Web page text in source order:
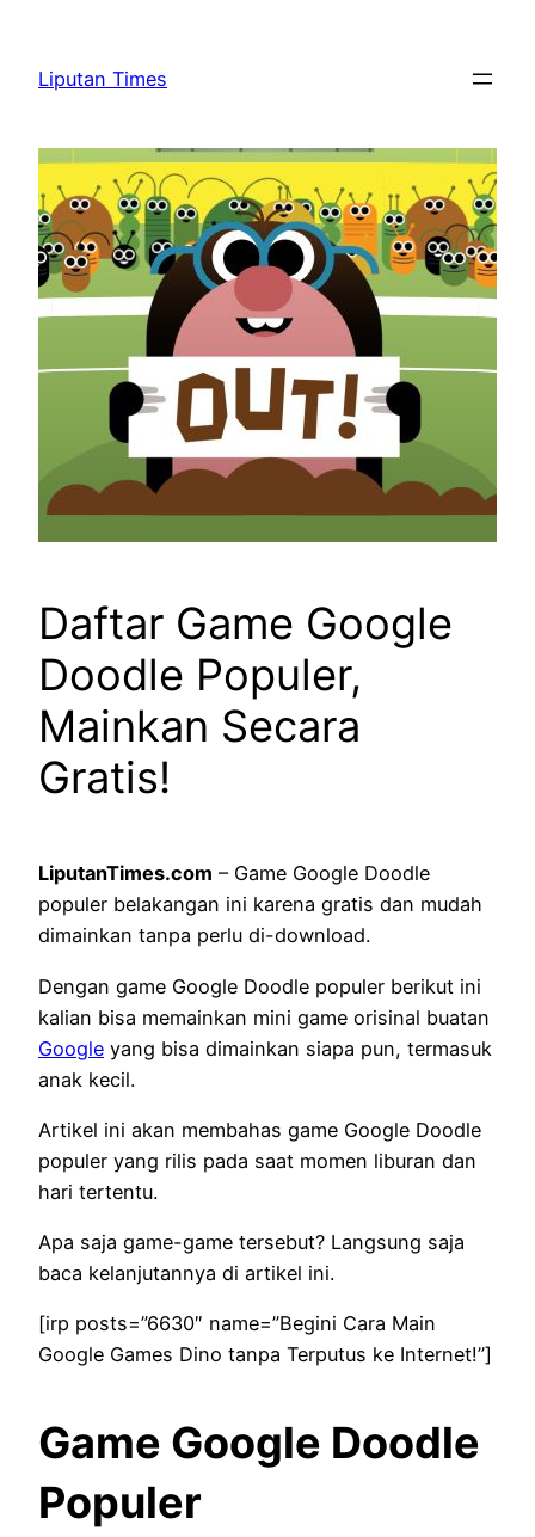
content
Liputan Times
Daftar Game Google
Doodle Populer,
Mainkan Secara
Gratis!
LiputanTimes.com – Game Google Doodle
populer belakangan ini karena gratis dan mudah
dimainkan tanpa perlu di-download.
Dengan game Google Doodle populer berikut ini
kalian bisa memainkan mini game orisinal buatan
Google yang bisa dimainkan siapa pun, termasuk
anak kecil.
Artikel ini akan membahas game Google Doodle
populer yang rilis pada saat momen liburan dan
hari tertentu.
Apa saja game-game tersebut? Langsung saja
baca kelanjutannya di artikel ini.
[irp posts=”6630″ name=”Begini Cara Main
Google Games Dino tanpa Terputus ke Internet!”]
Game Google Doodle
Populer